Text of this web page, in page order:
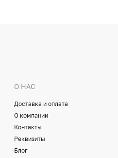
О НАС
Доставка и оплата
О компании
Контакты
Реквизиты
Блог